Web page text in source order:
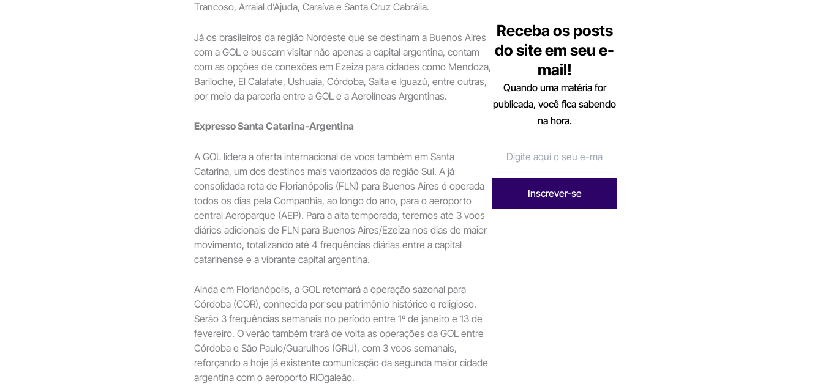
Trancoso, Arraial d’Ajuda, Caraíva e Santa Cruz Cabrália.
Já os brasileiros da região Nordeste que se destinam a Buenos Aires
com a GOL e buscam visitar não apenas a capital argentina, contam
com as opções de conexões em Ezeiza para cidades como Mendoza,
Bariloche, El Calafate, Ushuaia, Córdoba, Salta e Iguazú, entre outras,
por meio da parceria entre a GOL e a Aerolíneas Argentinas.
Expresso Santa Catarina-Argentina
A GOL lidera a oferta internacional de voos também em Santa
Catarina, um dos destinos mais valorizados da região Sul. A já
consolidada rota de Florianópolis (FLN) para Buenos Aires é operada
todos os dias pela Companhia, ao longo do ano, para o aeroporto
central Aeroparque (AEP). Para a alta temporada, teremos até 3 voos
diários adicionais de FLN para Buenos Aires/Ezeiza nos dias de maior
movimento, totalizando até 4 frequências diárias entre a capital
catarinense e a vibrante capital argentina.
Ainda em Florianópolis, a GOL retomará a operação sazonal para
Córdoba (COR), conhecida por seu patrimônio histórico e religioso.
Serão 3 frequências semanais no período entre 1º de janeiro e 13 de
fevereiro. O verão também trará de volta as operações da GOL entre
Córdoba e São Paulo/Guarulhos (GRU), com 3 voos semanais,
reforçando a hoje já existente comunicação da segunda maior cidade
argentina com o aeroporto RIOgaleão.
Receba os posts
do site em seu e-
mail!
Quando uma matéria for
publicada, você fica sabendo
na hora.
Inscrever-se